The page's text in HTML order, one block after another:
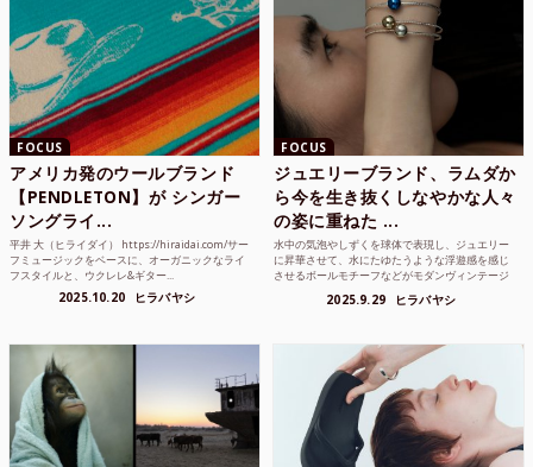
FOCUS
アメリカ発のウールブランド
【PENDLETON】が シンガー
ソングライ...
平井 大（ヒライダイ） https://hiraidai.com/サー
フミュージックをベースに、オーガニックなライ
フスタイルと、ウクレレ&ギター...
2025.10.20 ヒラバヤシ
FOCUS
ジュエリーブランド、ラムダか
ら今を生き抜くしなやかな人々
の姿に重ねた ...
水中の気泡やしずくを球体で表現し、ジュエリー
に昇華させて、水にたゆたうような浮遊感を感じ
させるボールモチーフなどがモダンヴィンテージ
2025.9.29 ヒラバヤシ